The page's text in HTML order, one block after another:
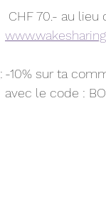
:	-10% sur ta
avec le code